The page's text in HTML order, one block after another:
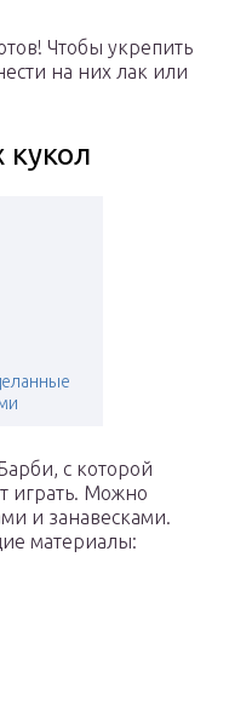
Чтобы укрепить
на них лак или
с которой
играть. Можно
и занавесками.
материалы: